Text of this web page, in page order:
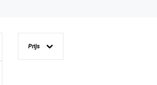
Prijs